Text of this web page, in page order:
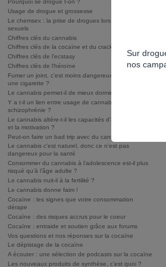
Pourquoi se drogue t-on ?
Usage de drogue et grossesse
Le chemsex : la prise de drogues lors de rapports
sexuels
Chiffres clés du cannabis
Chiffres clés de la cocaïne et du crack/free base
Chiffres clés de l'ecstasy
Chiffres clés de l'héroïne
Fumer un joint, c’est moins dangereux que fumer
une cigarette ?
Le cannabis permet-il de mieux dormir ?
Y a t-il un lien entre usage de cannabis et
schizophrénie ?
Le cannabis altère-t-il les capacités d'apprentissage
et la motivation ?
Peut-on faire un bad trip avec du cannabis ?
Le cannabis c'est naturel, donc ce n'est pas
dangereux pour la santé
Consommer du cannabis à l’adolescence est-il plus
risqué qu’à l’âge adulte ?
Le cannabis nuit-il à la fertilité ?
Le cannabis donne faim !
Cocaïne : les signes que votre consommation
dérape
Cocaïne : des risques accrus pour le coeur
Cocaïne : entraide et soutien grâce aux forums
Vos questions et nos réponses sur la cocaïne
Le dépistage de la cocaïne
A écouter : une sélection de podcasts sur la cocaïne
Les nouveaux produits de synthèse, c’est quoi ?
Sur
nos